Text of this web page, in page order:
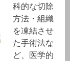
科的な切除
方法・組織
を凍結させ
た手術法な
ど、医学的